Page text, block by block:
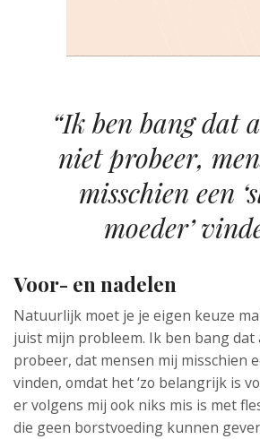
“Ik ben bang dat
niet probeer,
misschien een
moeder’
Voor- en nadelen
Natuurlijk moet je je eigen keuze
juist mijn probleem. Ik ben bang
probeer, dat mensen mij misschien
vinden, omdat het ‘zo belangrijk is
er volgens mij ook niks mis is met
die geen borstvoeding kunnen